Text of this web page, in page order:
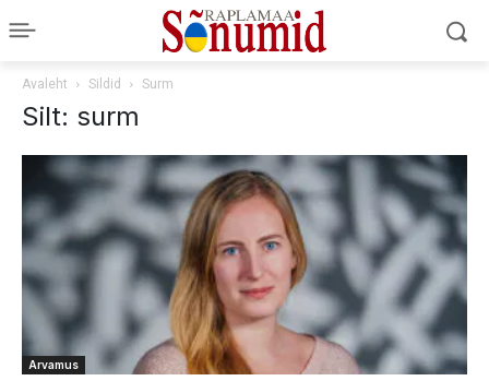
Avaleht Sildid Surm
Silt: surm
Arvamus